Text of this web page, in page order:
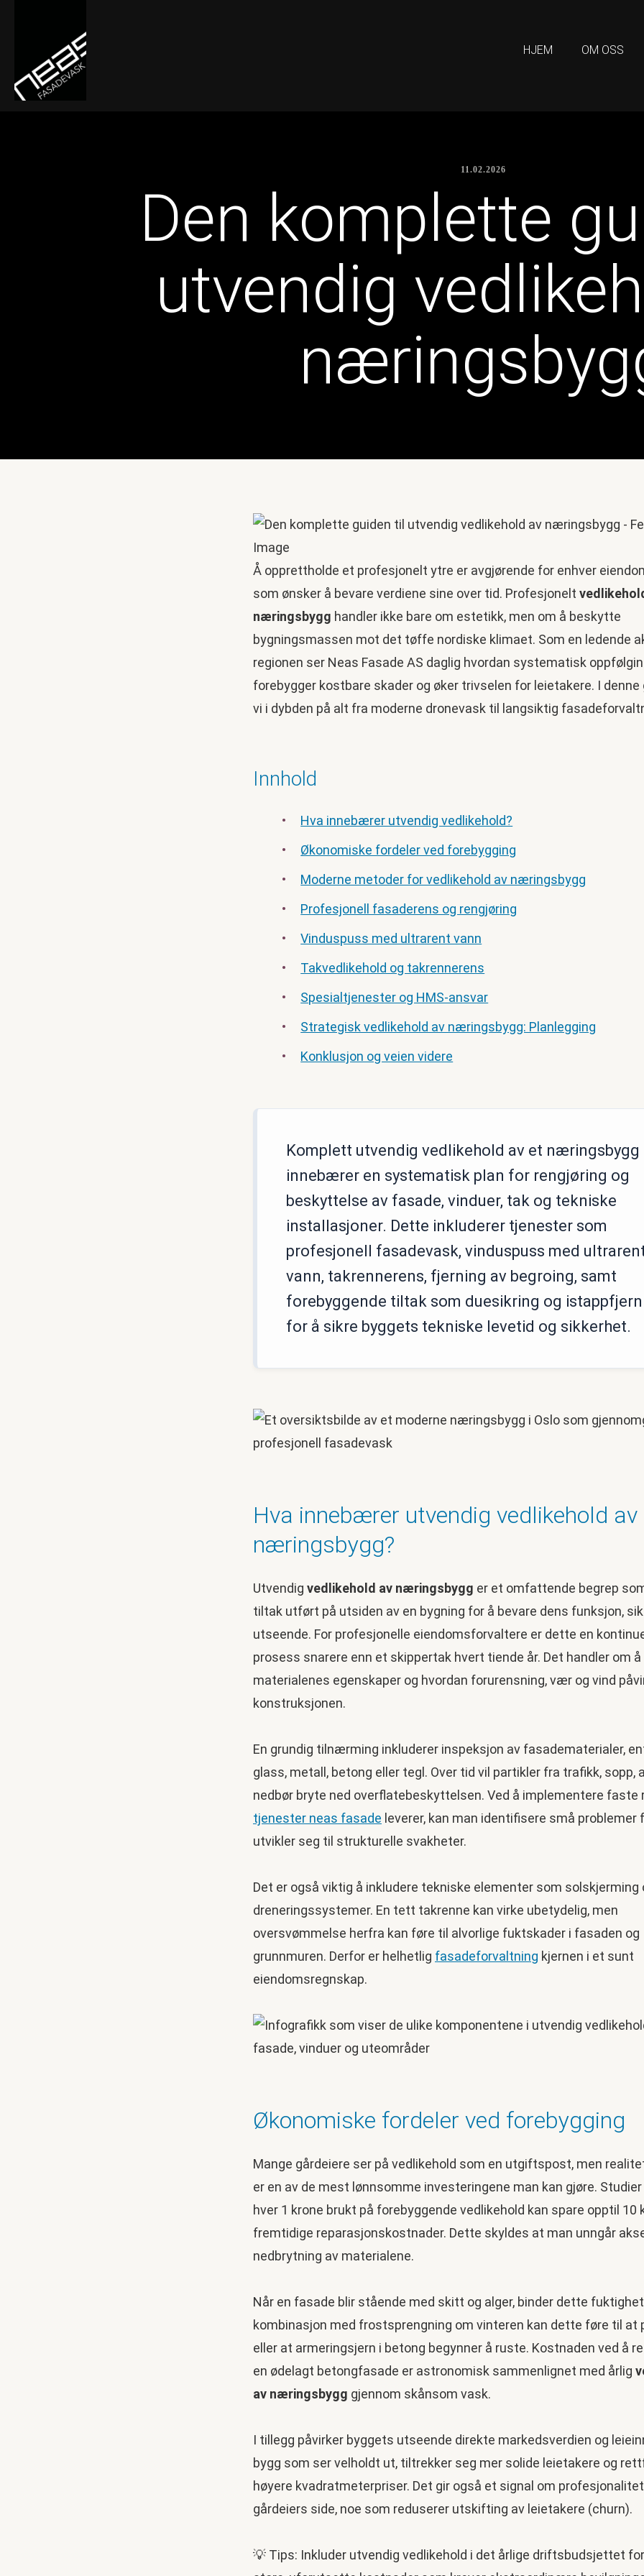
HJEM OM OSS
11.02.2026
Den komplette
utvendig
Å opprettholde et profesjonelt ytre er avgjørende for enhver
som ønsker å bevare verdiene sine over tid. Profesjonelt
næringsbygg handler ikke bare om estetikk, men om å beskytte
bygningsmassen mot det tøffe nordiske klimaet. Som en ledende
regionen ser Neas Fasade AS daglig hvordan systematisk
forebygger kostbare skader og øker trivselen for leietakere. I denne
vi i dybden på alt fra moderne dronevask til langsiktig
Innhold
Hva innebærer utvendig vedlikehold?
Økonomiske fordeler ved forebygging
Moderne metoder for vedlikehold av næringsbygg
Profesjonell fasaderens og rengjøring
Vinduspuss med ultrarent vann
Takvedlikehold og takrennerens
Spesialtjenester og HMS-ansvar
Strategisk vedlikehold av næringsbygg: Planlegging
Konklusjon og veien videre
Komplett utvendig vedlikehold av et næringsbygg
innebærer en systematisk plan for rengjøring og
beskyttelse av fasade, vinduer, tak og tekniske
installasjoner. Dette inkluderer tjenester som
profesjonell fasadevask, vinduspuss med
vann, takrennerens, fjerning av begroing, samt
forebyggende tiltak som duesikring og
for å sikre byggets tekniske levetid og sikkerhet.
Hva innebærer utvendig vedlikehold av
næringsbygg?
Utvendig vedlikehold av næringsbygg er et omfattende begrep
tiltak utført på utsiden av en bygning for å bevare dens funksjon,
utseende. For profesjonelle eiendomsforvaltere er dette en
prosess snarere enn et skippertak hvert tiende år. Det handler om
materialenes egenskaper og hvordan forurensning, vær og vind
konstruksjonen.
En grundig tilnærming inkluderer inspeksjon av fasadematerialer,
glass, metall, betong eller tegl. Over tid vil partikler fra trafikk, sopp,
nedbør bryte ned overflatebeskyttelsen. Ved å implementere faste
tjenester neas fasade leverer, kan man identifisere små problemer
utvikler seg til strukturelle svakheter.
Det er også viktig å inkludere tekniske elementer som solskjerming
dreneringssystemer. En tett takrenne kan virke ubetydelig, men
oversvømmelse herfra kan føre til alvorlige fuktskader i fasaden og
grunnmuren. Derfor er helhetlig fasadeforvaltning kjernen i et sunt
eiendomsregnskap.
Økonomiske fordeler ved forebygging
Mange gårdeiere ser på vedlikehold som en utgiftspost, men
er en av de mest lønnsomme investeringene man kan gjøre.
hver 1 krone brukt på forebyggende vedlikehold kan spare opptil 10
fremtidige reparasjonskostnader. Dette skyldes at man unngår
nedbrytning av materialene.
Når en fasade blir stående med skitt og alger, binder dette
kombinasjon med frostsprengning om vinteren kan dette føre til at
eller at armeringsjern i betong begynner å ruste. Kostnaden ved å
en ødelagt betongfasade er astronomisk sammenlignet med årlig
av næringsbygg gjennom skånsom vask.
I tillegg påvirker byggets utseende direkte markedsverdien og
bygg som ser velholdt ut, tiltrekker seg mer solide leietakere og
høyere kvadratmeterpriser. Det gir også et signal om
gårdeiers side, noe som reduserer utskifting av leietakere (churn).
💡 Tips: Inkluder utvendig vedlikehold i det årlige driftsbudsjettet